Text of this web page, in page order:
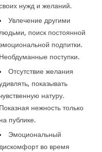
нужд и желаний.
Увлечение другими
людьми, поиск постоянной
подпитки.
Необдуманные поступки.
Отсутствие желания
показывать
натуру.
Показная нежность только
на публике.
Эмоциональный
дискомфорт во время